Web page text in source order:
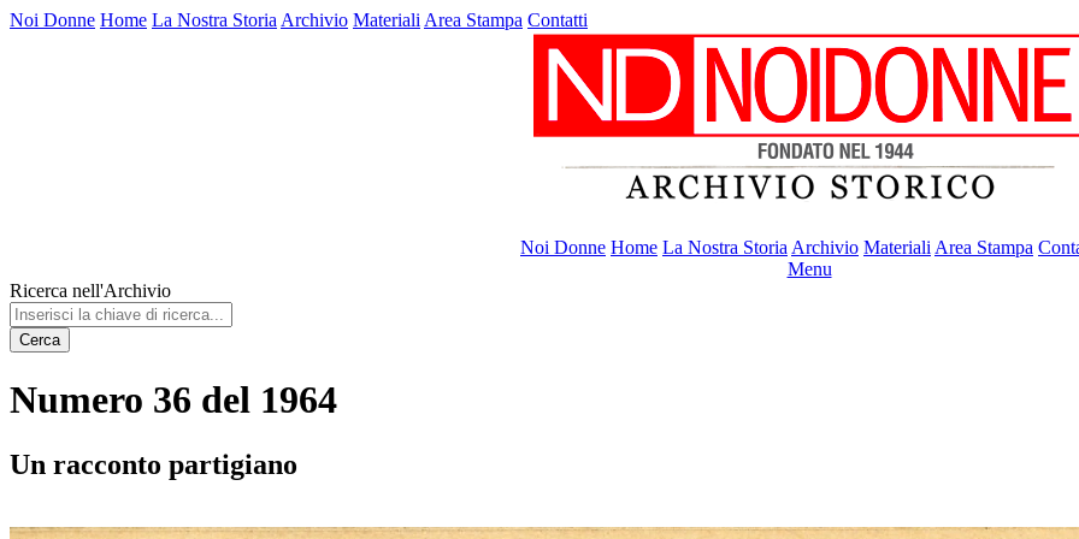
Noi Donne Home La Nostra Storia Archivio Materiali Area Stampa Contatti
Noi Donne Home La Nostra Storia Archivio Materiali Area Stampa
Menu
Ricerca nell'Archivio
Cerca
Numero 36 del 1964
Un racconto partigiano